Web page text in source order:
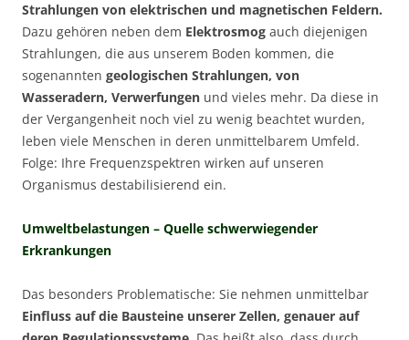
Strahlungen von elektrischen und magnetischen Feldern.
Dazu gehören neben dem Elektrosmog auch diejenigen
Strahlungen, die aus unserem Boden kommen, die
sogenannten geologischen Strahlungen, von
Wasseradern, Verwerfungen und vieles mehr. Da diese in
der Vergangenheit noch viel zu wenig beachtet wurden,
leben viele Menschen in deren unmittelbarem Umfeld.
Folge: Ihre Frequenzspektren wirken auf unseren
Organismus destabilisierend ein.
Umweltbelastungen – Quelle schwerwiegender
Erkrankungen
Das besonders Problematische: Sie nehmen unmittelbar
Einfluss auf die Bausteine unserer Zellen, genauer auf